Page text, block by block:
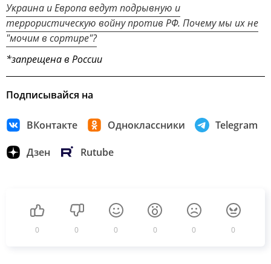
Украина и Европа ведут подрывную и
террористическую войну против РФ. Почему мы их не
"мочим в сортире"?
*запрещена в России
Подписывайся на
ВКонтакте Одноклассники Telegram
Дзен Rutube
0 0 0 0 0 0